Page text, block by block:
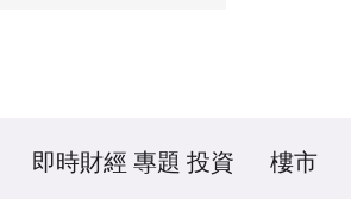
即時財經 專題 投資 樓市